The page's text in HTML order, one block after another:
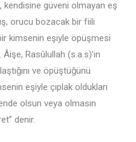
kendisine güveni olmayan eş
orucu bozacak bir fiili
kimsenin eşiyle öpüşmesi
Rasûlullah (s.a.s)’in
ve öpüştüğünü
eşiyle çıplak oldukları
olsun veya olmasın
denir.